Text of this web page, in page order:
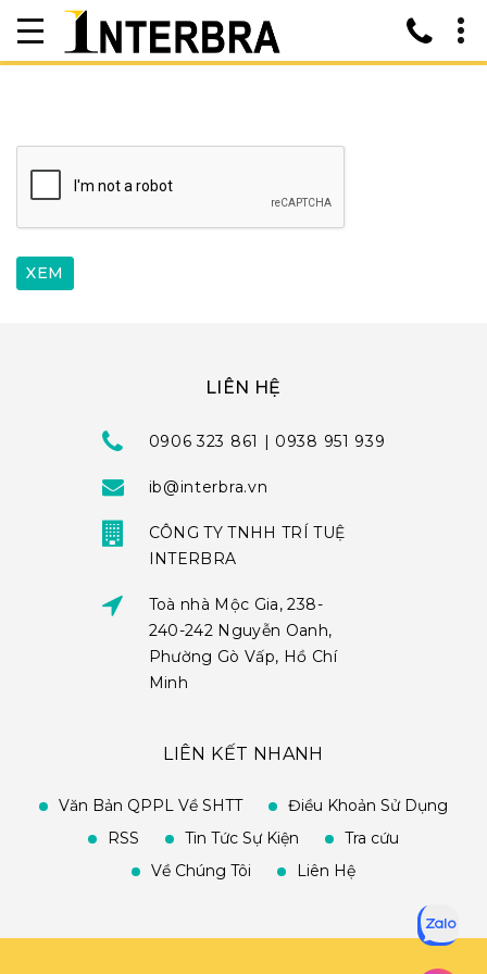
LIÊN HỆ
0906 323 861 | 0938 951 939
ib@interbra.vn
CÔNG TY TNHH TRÍ TUỆ
INTERBRA
Toà nhà Mộc Gia, 238-
240-242 Nguyễn Oanh,
Phường Gò Vấp, Hồ Chí
Minh
LIÊN KẾT NHANH
Văn Bản QPPL Về SHTT
Điều Khoản Sử Dụng
RSS
Tin Tức Sự Kiện
Tra cứu
Về Chúng Tôi
Liên Hệ